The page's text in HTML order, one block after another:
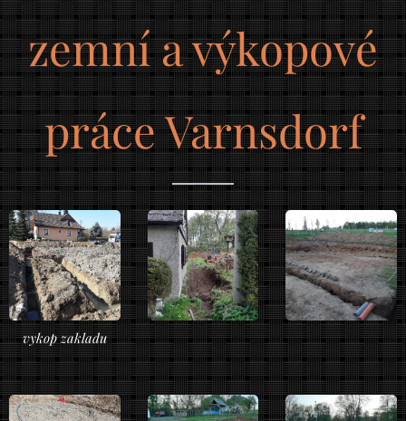
zemní a výkopové
práce Varnsdorf
vykop zakladu